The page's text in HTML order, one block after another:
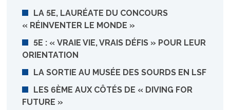
LA 5E, LAURÉATE DU CONCOURS
« RÉINVENTER LE MONDE »
5E : « VRAIE VIE, VRAIS DÉFIS » POUR LEUR
ORIENTATION
LA SORTIE AU MUSÉE DES SOURDS EN LSF
LES 6ÈME AUX CÔTÉS DE « DIVING FOR
FUTURE »